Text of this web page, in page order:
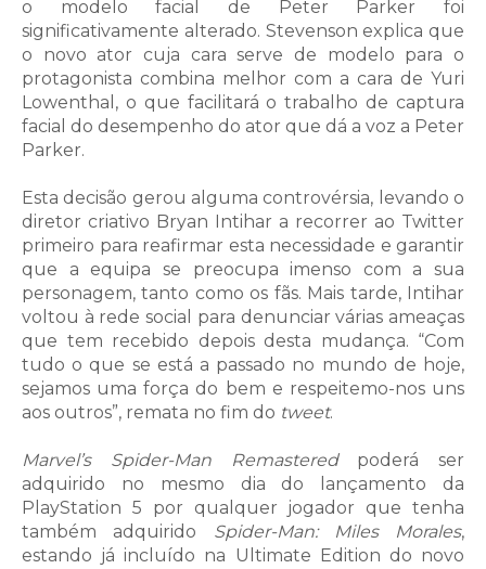
o modelo facial de Peter Parker foi
significativamente alterado. Stevenson explica que
o novo ator cuja cara serve de modelo para o
protagonista combina melhor com a cara de Yuri
Lowenthal, o que facilitará o trabalho de captura
facial do desempenho do ator que dá a voz a Peter
Parker.
Esta decisão gerou alguma controvérsia, levando o
diretor criativo Bryan Intihar a recorrer ao Twitter
primeiro para reafirmar esta necessidade e garantir
que a equipa se preocupa imenso com a sua
personagem, tanto como os fãs. Mais tarde, Intihar
voltou à rede social para denunciar várias ameaças
que tem recebido depois desta mudança. “Com
tudo o que se está a passado no mundo de hoje,
sejamos uma força do bem e respeitemo-nos uns
aos outros”, remata no fim do tweet.
Marvel’s Spider-Man Remasteredpoderá ser
adquirido no mesmo dia do lançamento da
PlayStation 5 por qualquer jogador que tenha
também adquirido Spider-Man: Miles Morales,
estando já incluído na Ultimate Edition do novo